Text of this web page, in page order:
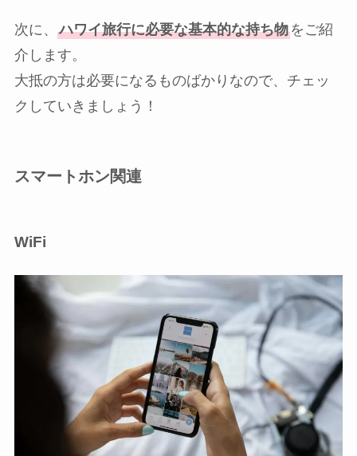
次に、 ハワイ旅行に必要な基本的な持ち物をご紹
介します。
大抵の方は必要になるものばかりなので、チェッ
クしていきましょう！
スマートホン関連
WiFi